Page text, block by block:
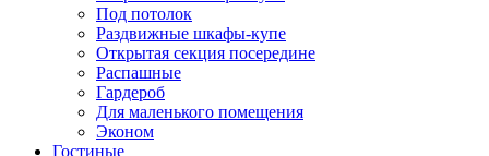
Под потолок
Раздвижные шкафы-купе
Открытая секция посередине
Распашные
Гардероб
Для маленького помещения
Эконом
Гостиные